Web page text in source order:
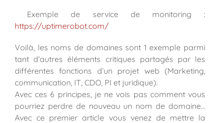
Exemple de service de monitoring :
https://uptimerobot.com/
Voilà, les noms de domaines sont 1 exemple parmi
tant d’autres éléments critiques partagés par les
différentes fonctions d’un projet web (Marketing,
communication, IT, CDO, PI et juridique).
Avec ces 6 principes, je ne vois pas comment vous
pourriez perdre de nouveau un nom de domaine…
Avec ce premier article vous venez de mettre la